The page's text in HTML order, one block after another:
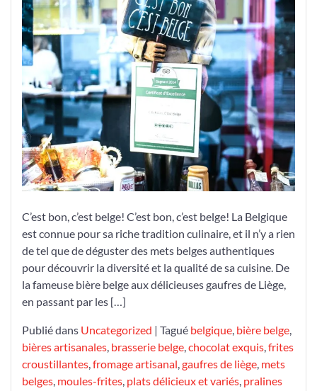
« C’est
bon,
c’est
belge »
est
une
promesse
de
délices
culinaires
authentiques
C’est bon, c’est belge! C’est bon, c’est belge! La Belgique
est connue pour sa riche tradition culinaire, et il n’y a rien
de tel que de déguster des mets belges authentiques
pour découvrir la diversité et la qualité de sa cuisine. De
la fameuse bière belge aux délicieuses gaufres de Liège,
en passant par les […]
Publié dans Uncategorized | Tagué belgique bière belge
bières artisanales brasserie belge chocolat exquis frites
croustillantes fromage artisanal gaufres de liège mets
belges moules-frites plats délicieux et variés pralines